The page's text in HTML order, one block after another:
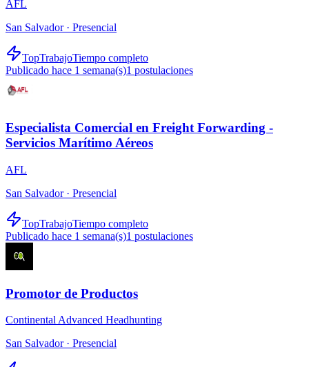
AFL
San Salvador · Presencial
TopTrabajoTiempo completo
Publicado hace 1 semana(s)1 postulaciones
Especialista Comercial en Freight Forwarding -
Servicios Marítimo Aéreos
AFL
San Salvador · Presencial
TopTrabajoTiempo completo
Publicado hace 1 semana(s)1 postulaciones
Promotor de Productos
Continental Advanced Headhunting
San Salvador · Presencial